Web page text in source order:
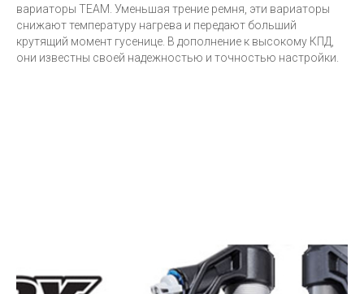
вариаторы TEAM. Уменьшая трение ремня, эти вариаторы
снижают температуру нагрева и передают больший
крутящий момент гусенице. В дополнение к высокому КПД,
они известны своей надежностью и точностью настройки.